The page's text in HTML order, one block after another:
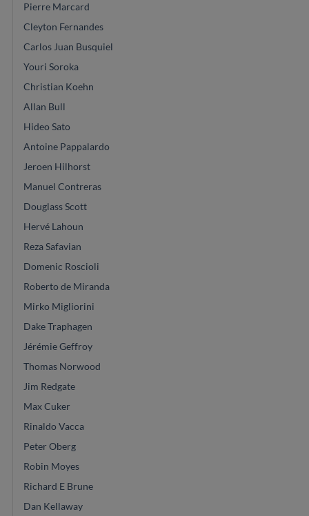
Pierre Marcard
Cleyton Fernandes
Carlos Juan Busquiel
Youri Soroka
Christian Koehn
Allan Bull
Hideo Sato
Antoine Pappalardo
Jeroen Hilhorst
Manuel Contreras
Douglass Scott
Hervé Lahoun
Reza Safavian
Domenic Roscioli
Roberto de Miranda
Mirko Migliorini
Dake Traphagen
Jérémie Geffroy
Thomas Norwood
Jim Redgate
Max Cuker
Rinaldo Vacca
Peter Oberg
Robin Moyes
Richard E Brune
Dan Kellaway